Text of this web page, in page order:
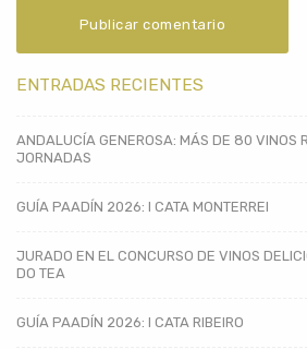
ENTRADAS RECIENTES
ANDALUCÍA GENEROSA: MÁS DE 80 VINOS
JORNADAS
GUÍA PAADÍN 2026: I CATA MONTERREI
JURADO EN EL CONCURSO DE VINOS
DO TEA
GUÍA PAADÍN 2026: I CATA RIBEIRO